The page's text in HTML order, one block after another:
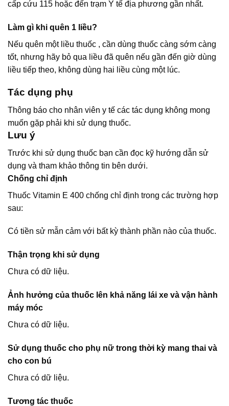
cấp cứu 115 hoặc đến trạm Y tế địa phương gần nhất.
Làm gì khi quên 1 liều?
Nếu quên một liều thuốc , cần dùng thuốc càng sớm càng
tốt, nhưng hãy bỏ qua liều đã quên nếu gần đến giờ dùng
liều tiếp theo, không dùng hai liều cùng một lúc.
Tác dụng phụ
Thông báo cho nhân viên y tế các tác dụng không mong
muốn gặp phải khi sử dụng thuốc.
Lưu ý
Trước khi sử dụng thuốc bạn cần đọc kỹ hướng dẫn sử
dụng và tham khảo thông tin bên dưới.
Chống chỉ định
Thuốc Vitamin E 400 chống chỉ định trong các trường hợp
sau:
Có tiền sử mẫn cảm với bất kỳ thành phần nào của thuốc.
Thận trọng khi sử dụng
Chưa có dữ liệu.
Ảnh hưởng của thuốc lên khả năng lái xe và vận hành
máy móc
Chưa có dữ liệu.
Sử dụng thuốc cho phụ nữ trong thời kỳ mang thai và
cho con bú
Chưa có dữ liệu.
Tương tác thuốc